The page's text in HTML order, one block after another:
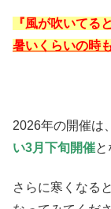
『風が吹いてると
暑いくらいの時
2026年の開催は、
い3月下旬開催と
さらに寒くなる